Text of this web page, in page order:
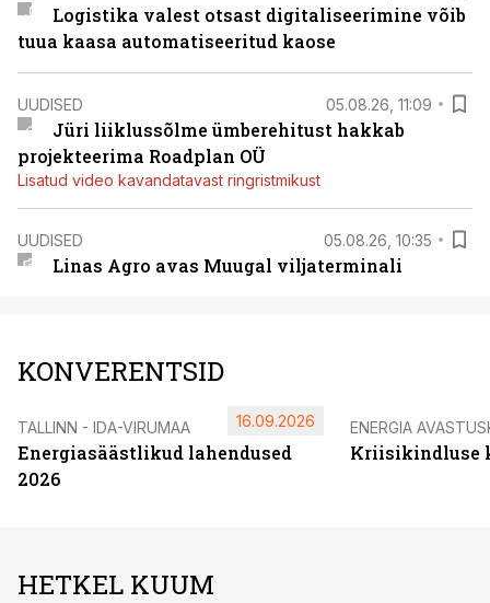
Logistika valest otsast digitaliseerimine võib
tuua kaasa automatiseeritud kaose
UUDISED 05.08.26, 11:09
Jüri liiklussõlme ümberehitust hakkab
projekteerima Roadplan OÜ
Lisatud video kavandatavast ringristmikust
UUDISED 05.08.26, 10:35
Linas Agro avas Muugal viljaterminali
KONVERENTSID
TALLINN - IDA-VIRUMAA
Energiasäästlikud lahendused
2026
16.09.2026 ENERGIA
Kriisikindluse
HETKEL KUUM